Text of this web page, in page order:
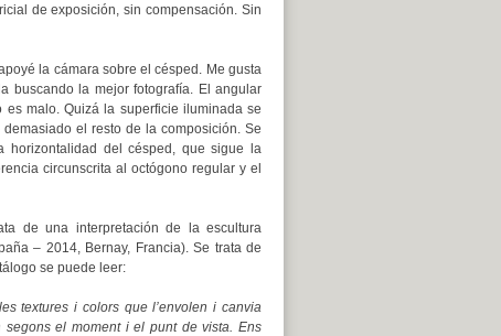
de exposición, sin compensación. Sin
la cámara sobre el césped. Me gusta
buscando la mejor fotografía. El angular
malo. Quizá la superficie iluminada se
el resto de la composición. Se
del césped, que sigue la
circunscrita al octógono regular y el
de una interpretación de la escultura
– 2014, Bernay, Francia). Se trata de
se puede leer:
textures i colors que l’envolen i canvia
segons el moment i el punt de vista. Ens